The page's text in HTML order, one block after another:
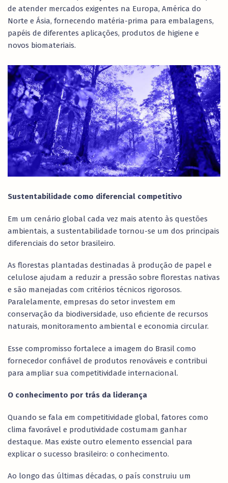
de atender mercados exigentes na Europa, América do
Norte e Ásia, fornecendo matéria-prima para embalagens,
papéis de diferentes aplicações, produtos de higiene e
novos biomateriais.
Sustentabilidade como diferencial competitivo
Em um cenário global cada vez mais atento às questões
ambientais, a sustentabilidade tornou-se um dos principais
diferenciais do setor brasileiro.
As florestas plantadas destinadas à produção de papel e
celulose ajudam a reduzir a pressão sobre florestas nativas
e são manejadas com critérios técnicos rigorosos.
Paralelamente, empresas do setor investem em
conservação da biodiversidade, uso eficiente de recursos
naturais, monitoramento ambiental e economia circular.
Esse compromisso fortalece a imagem do Brasil como
fornecedor confiável de produtos renováveis e contribui
para ampliar sua competitividade internacional.
O conhecimento por trás da liderança
Quando se fala em competitividade global, fatores como
clima favorável e produtividade costumam ganhar
destaque. Mas existe outro elemento essencial para
explicar o sucesso brasileiro: o conhecimento.
Ao longo das últimas décadas, o país construiu um